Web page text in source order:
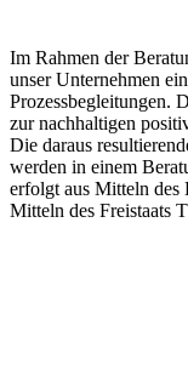
Im Rahmen der
unser Unternehmen
Prozessbegleitungen.
zur nachhaltigen
Die daraus
werden in einem
erfolgt aus Mitteln des
Mitteln des Freistaats